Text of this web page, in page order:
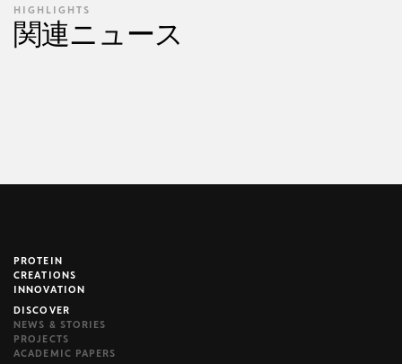
HIGHLIGHTS
関連ニュース
brijr/components
PROTEIN
CREATIONS
INNOVATION
DISCOVER
NEWS & STORIES
PROJECTS
ACADEMIC PAPERS